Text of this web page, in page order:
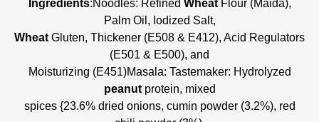
Ingredients:Noodles: Refined WheatFlour (Maida),
Palm Oil, Iodized Salt,
Wheat Gluten, Thickener (E508 & E412), Acid Regulators
(E501 & E500), and
Moisturizing (E451)Masala: Tastemaker: Hydrolyzed
peanutprotein, mixed
spices {23.6% dried onions, cumin powder (3.2%), red